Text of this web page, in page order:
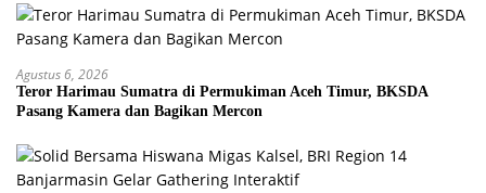
Agustus 6, 2026
Teror Harimau Sumatra di Permukiman Aceh Timur, BKSDA
Pasang Kamera dan Bagikan Mercon